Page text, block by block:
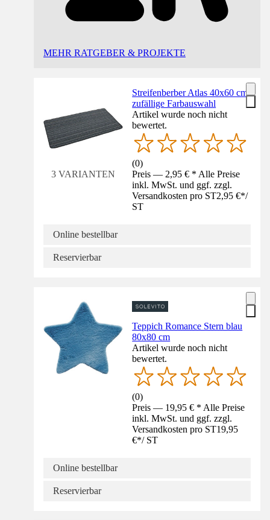
MEHR RATGEBER & PROJEKTE
3 VARIANTEN
Streifenberber Atlas 40x60 cm
zufällige Farbauswahl
Artikel wurde noch nicht
bewertet.
(0)
Preis — 2,95 € * Alle Preise
inkl. MwSt. und ggf. zzgl.
Versandkosten pro ST2,95 €*/
ST
Online bestellbar
Reservierbar
Teppich Romance Stern blau
80x80 cm
Artikel wurde noch nicht
bewertet.
(0)
Preis — 19,95 € * Alle Preise
inkl. MwSt. und ggf. zzgl.
Versandkosten pro ST19,95
€*/ ST
Online bestellbar
Reservierbar